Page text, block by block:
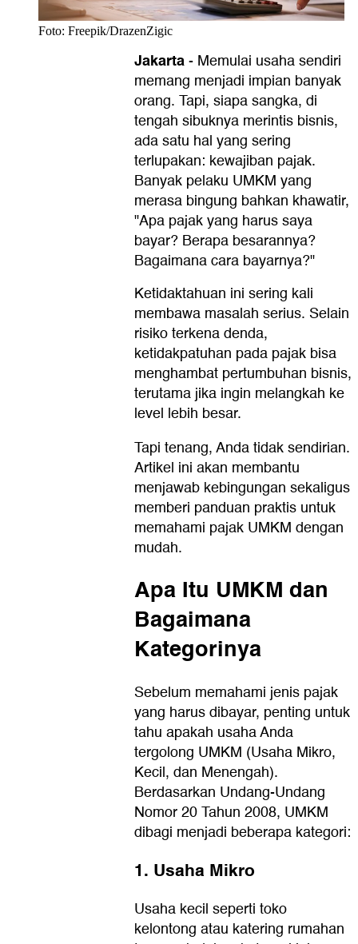
Foto: Freepik/DrazenZigic
Jakarta- Memulai usaha sendiri
memang menjadi impian banyak
orang. Tapi, siapa sangka, di
tengah sibuknya merintis bisnis,
ada satu hal yang sering
terlupakan: kewajiban pajak.
Banyak pelaku UMKM yang
merasa bingung bahkan khawatir,
"Apa pajak yang harus saya
bayar? Berapa besarannya?
Bagaimana cara bayarnya?"
Ketidaktahuan ini sering kali
membawa masalah serius. Selain
risiko terkena denda,
ketidakpatuhan pada pajak bisa
menghambat pertumbuhan bisnis,
terutama jika ingin melangkah ke
level lebih besar.
Tapi tenang, Anda tidak sendirian.
Artikel ini akan membantu
menjawab kebingungan sekaligus
memberi panduan praktis untuk
memahami pajak UMKM dengan
mudah.
Apa Itu UMKM dan
Bagaimana
Kategorinya
Sebelum memahami jenis pajak
yang harus dibayar, penting untuk
tahu apakah usaha Anda
tergolong UMKM (Usaha Mikro,
Kecil, dan Menengah).
Berdasarkan Undang-Undang
Nomor 20 Tahun 2008, UMKM
dibagi menjadi beberapa kategori:
1. Usaha Mikro
Usaha kecil seperti toko
kelontong atau katering rumahan